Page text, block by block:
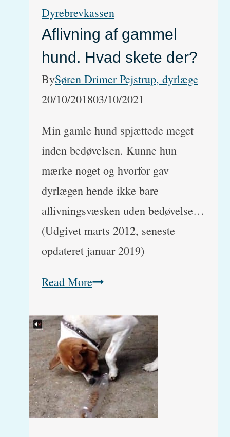
Dyrebrevkassen
Aflivning af gammel
hund. Hvad skete der?
BySøren Drimer Pejstrup, dyrlæge
20/10/201803/10/2021
Min gamle hund spjættede meget
inden bedøvelsen. Kunne hun
mærke noget og hvorfor gav
dyrlægen hende ikke bare
aflivningsvæsken uden bedøvelse…
(Udgivet marts 2012, seneste
opdateret januar 2019)
Read MoreAflivning
gammel
hund.
Hvad
skete
der?